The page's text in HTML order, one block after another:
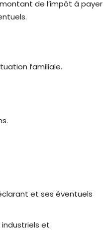
de l’impôt à payer
familiale.
et ses éventuels
industriels et